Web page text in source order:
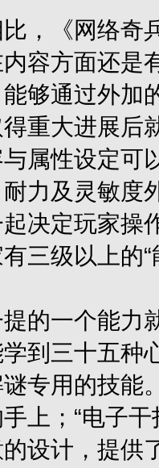
，《网络奇
容方面还是
够通过外加
重大进展后
属性设定可
耐力及灵敏度
决定玩家操
三级以上的
的一个能力
到三十五种
专用的技能
上；“电子
设计，提供